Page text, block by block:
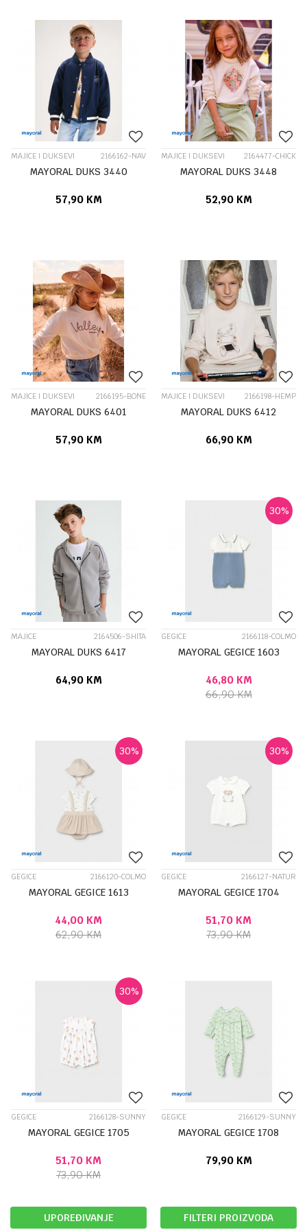
MAJICE I DUKSEVI 2166162-NAV
MAYORAL DUKS 3440
57,90 KM
MAJICE I DUKSEVI 2164477-CHICK
MAYORAL DUKS 3448
52,90 KM
MAJICE I DUKSEVI 2166195-BONE
MAYORAL DUKS 6401
57,90 KM
MAJICE I DUKSEVI 2166198-HEMP
MAYORAL DUKS 6412
66,90 KM
MAJICE 2164506-SHITA
MAYORAL DUKS 6417
64,90 KM
30%
GEGICE 2166118-COLMO
MAYORAL GEGICE 1603
46,80 KM
66,90KM
30%
GEGICE 2166120-COLMO
MAYORAL GEGICE 1613
44,00 KM
62,90KM
30%
GEGICE 2166127-NATUR
MAYORAL GEGICE 1704
51,70 KM
73,90KM
30%
GEGICE 2166128-SUNNY
MAYORAL GEGICE 1705
51,70 KM
73,90KM
GEGICE 2166129-SUNNY
MAYORAL GEGICE 1708
79,90 KM
UPOREĐIVANJE FILTERI PROIZVODA